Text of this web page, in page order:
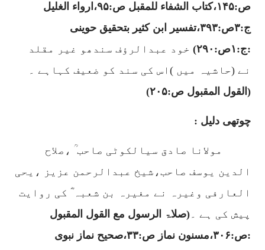
ص:۱۴۵،کتاب الشفاء للمقبل ص:۹۵،ارواء الغلیل
ج:۳ص:۳۹۳،تفسیر ابن کثیر بتحقیق حوینی
:ج: ۱ص: ۲۹۰)
خود عبدالرؤف سندھو غیر مقلد
نے (حاشیہ میں )اس کی سند کو ضعیف کہاہے ۔
(القول المقبول ص:۲۰۵)
چوتھی دلیل :
مولانا صادق سیالکوٹی صاحب ؒ ،صلاح
الدین یوسف صاحب،شیخ عبدالرحمن عزیز ،یحی
العارفی وغیرہ نے مغیرہ بن شعبہ ؓ کی روایت
پیش کی ہے ۔(صلاۃ الرسول مع القول المقبول
:ص:۳۰۶،مسنون نماز ص:۳۳،صحیح نماز نبوی